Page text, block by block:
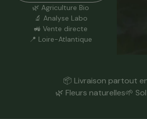
🌿 Agriculture Bio
🔬 Analyse Labo
🚜 Vente directe
📍 Loire-Atlantique
📦 Livraison partout
🌿 Fleurs naturelles🌱